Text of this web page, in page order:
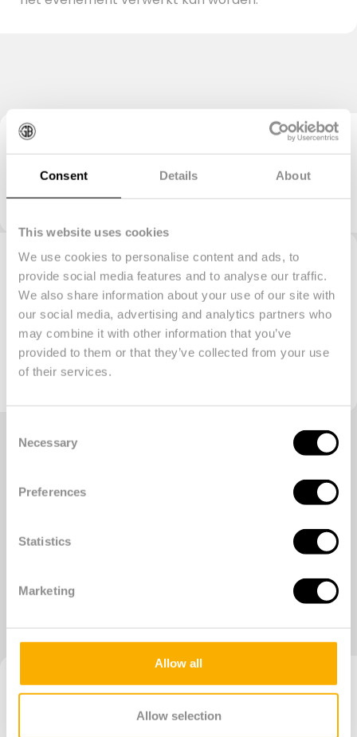
Consent Details About
This website uses cookies
We use cookies to personalise content and ads, to
provide social media features and to analyse our traffic.
We also share information about your use of our site with
our social media, advertising and analytics partners who
may combine it with other information that you’ve
provided to them or that they’ve collected from your use
of their services.
Selection
Necessary
Preferences
Statistics
Marketing
Allow all
Allow selection
Is het voorstel naar wens? Dan plannen we een
kick-off en starten we met de voorbereidingen.
Natuurlijk nemen wij alle organisatorische
werkzaamheden uit handen en houden jullie op de
hoogte van de voortgang.